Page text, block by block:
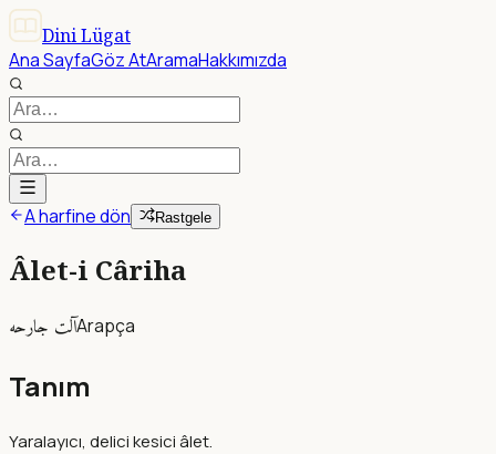
Dini Lügat
Ana SayfaGöz AtAramaHakkımızda
A harfine dön Rastgele
Âlet-i Câriha
آلت جارحهArapça
Tanım
Yaralayıcı, delici kesici âlet.